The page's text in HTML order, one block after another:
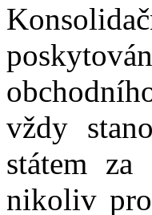
vždy
státem za
nikoliv